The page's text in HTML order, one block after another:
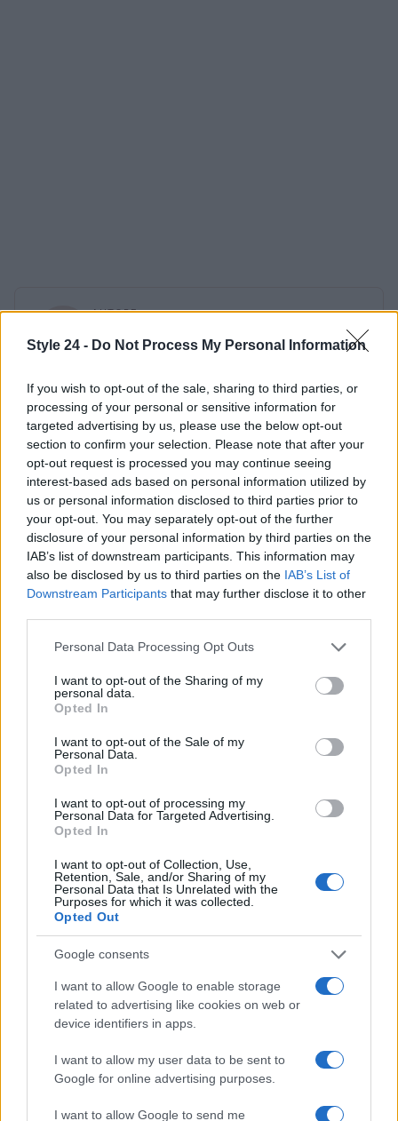
Style 24 - Do Not Process My Personal Information
If you wish to opt-out of the sale, sharing to third parties, or
processing of your personal or sensitive information for
targeted advertising by us, please use the below opt-out
section to confirm your selection. Please note that after your
opt-out request is processed you may continue seeing
interest-based ads based on personal information utilized by
us or personal information disclosed to third parties prior to
your opt-out. You may separately opt-out of the further
disclosure of your personal information by third parties on the
IAB’s list of downstream participants. This information may
also be disclosed by us to third parties on the IAB’s List of
Downstream Participants that may further disclose it to other
Please note that this website/app uses one or more Google
not limited to your visit or usage behaviour. You may click to
grant or deny consent to Google and its third-party tags to
use your data for below specified purposes in below Google
consent section.
Personal Data Processing Opt Outs
I want to opt-out of the Sharing of my
personal data.
Opted In
I want to opt-out of the Sale of my
Personal Data.
Opted In
I want to opt-out of processing my
Personal Data for Targeted Advertising.
Opted In
I want to opt-out of Collection, Use,
Retention, Sale, and/or Sharing of my
Personal Data that Is Unrelated with the
Purposes for which it was collected.
Opted Out
Google consents
I want to allow Google to enable storage
related to advertising like cookies on web or
device identifiers in apps.
I want to allow my user data to be sent to
Google for online advertising purposes.
I want to allow Google to send me
AUTORE
Continua a leggere
LIFESTYLE
Come abbinare i pantaloni Capri con le kitten heels: